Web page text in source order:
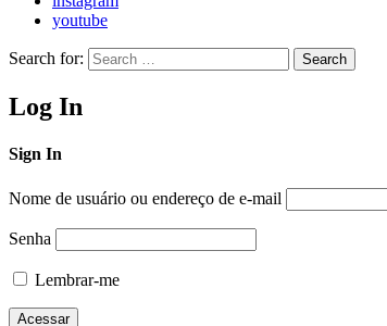
youtube
Search for: Search
Log In
Sign In
Nome de usuário ou endereço de e-mail
Senha
Lembrar-me